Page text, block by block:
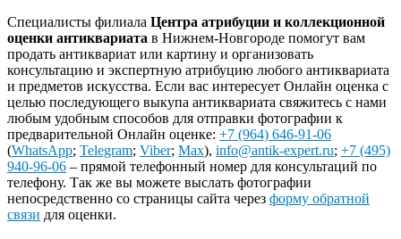
Специалисты филиала Центра атрибуции и коллекционной
оценки антиквариата в Нижнем-Новгороде помогут вам
продать антиквариат или картину и организовать
консультацию и экспертную атрибуцию любого антиквариата
и предметов искусства. Если вас интересует Онлайн оценка с
целью последующего выкупа антиквариата свяжитесь с нами
любым удобным способов для отправки фотографии к
предварительной Онлайн оценке: +7 (964) 646-91-06
(WhatsApp; Telegram; Viber; Max), info@antik-expert.ru; +7 (495)
940-96-06 – прямой телефонный номер для консультаций по
телефону. Так же вы можете выслать фотографии
непосредственно со страницы сайта через форму обратной
связи для оценки.